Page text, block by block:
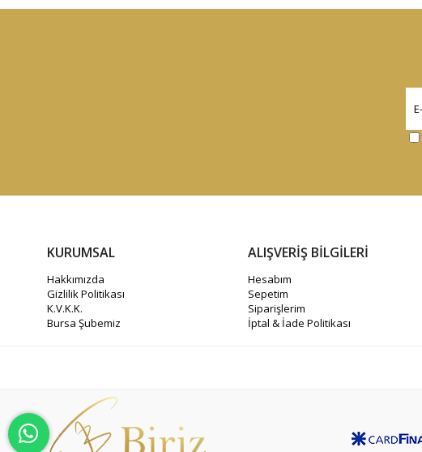
KURUMSAL
Hakkımızda
Gizlilik Politikası
K.V.K.K.
Bursa Şubemiz
ALIŞVERİŞ BİLGİLERİ
Hesabım
Sepetim
Siparişlerim
İptal & İade Politikası